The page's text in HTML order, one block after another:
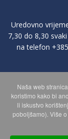
Uredovno
7,30 do 8,30
na telefon
POLITIKA
Naša web
koristimo kako bi
li iskustvo
poboljšamo). Više